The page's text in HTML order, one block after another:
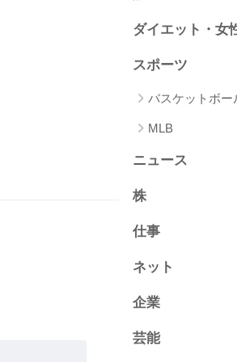
ダイエット・女
スポーツ
バスケットボー
MLB
ニュース
株
仕事
ネット
企業
芸能